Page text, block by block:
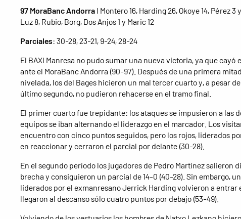
97 MoraBanc AndorraI Montero 16, Harding 26, Okoye 14, Pérez 3
Luz 8, Rubio, Borg, Dos Anjos 1 y Maric 12
Parciales: 30-28, 23-21, 9-24, 28-24
El BAXI Manresa no pudo sumar una nueva victoria, ya que cayó
ante el MoraBanc Andorra (90-97). Después de una primera
nivelada, los del Bages hicieron un mal tercer cuarto y, a pesar
último segundo, no pudieron rehacerse en el tramo final.
El primer cuarto fue trepidante: los ataques se impusieron a las
equipos se iban alternando el liderazgo en el marcador. Los
encuentro con cinco puntos seguidos, pero los rojos, liderados
en reaccionar y cerraron el parcial por delante (30-28).
En el segundo período los jugadores de Pedro Martínez salieron
brecha y consiguieron un parcial de 14-0 (40-28). Sin embargo,
liderados por el exmanresano Jerrick Harding volvieron a entrar
llegaron al descanso sólo cuatro puntos por debajo (53-49).